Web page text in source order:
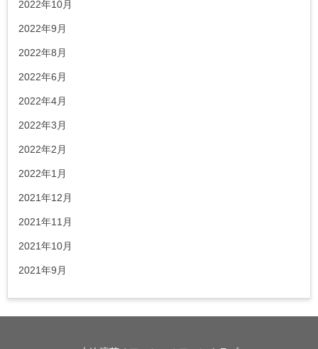
2022年10月
2022年9月
2022年8月
2022年6月
2022年4月
2022年3月
2022年2月
2022年1月
2021年12月
2021年11月
2021年10月
2021年9月